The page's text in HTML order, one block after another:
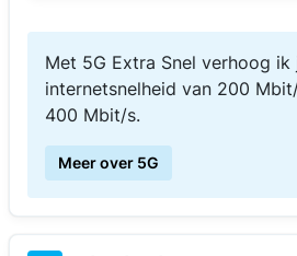
Met 5G Extra Snel verhoog ik
internetsnelheid van 200
400 Mbit/s.
Meer over 5G